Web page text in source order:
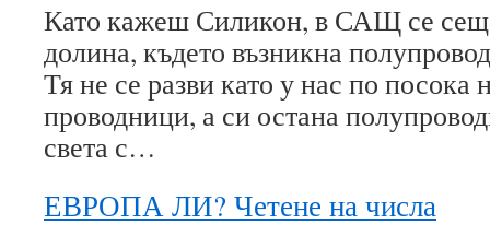
Като кажеш Силикон, в САЩ се
долина, където възникна
Тя не се разви като у нас по посока
проводници, а си остана
света с…
ЕВРОПА ЛИ? Четене на числа